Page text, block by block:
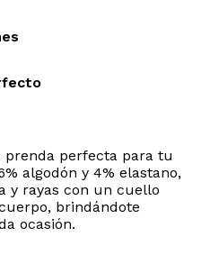
prenda perfecta para tu
algodón y 4% elastano,
y rayas con un cuello
brindándote
ocasión.